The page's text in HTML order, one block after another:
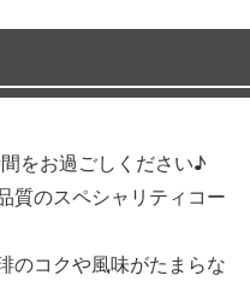
をお過ごしください♪
質のスペシャリティコー
のコクや風味がたまらな